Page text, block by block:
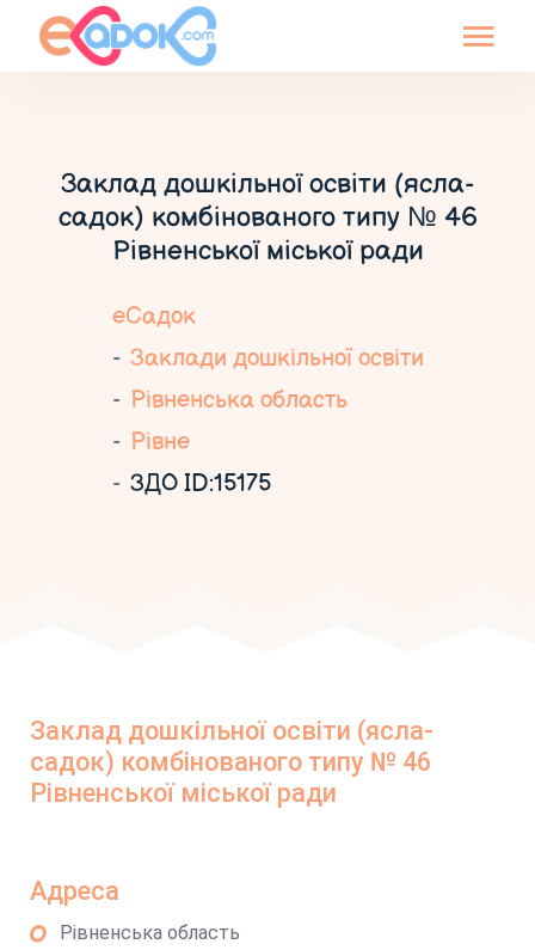
Заклад дошкільної освіти (ясла-
садок) комбінованого типу № 46
Рівненської міської ради
еСадок
Заклади дошкільної освіти
Рівненська область
Рівне
ЗДО ID:15175
Заклад дошкільної освіти (ясла-
садок) комбінованого типу № 46
Рівненської міської ради
Адреса
Рівненська область